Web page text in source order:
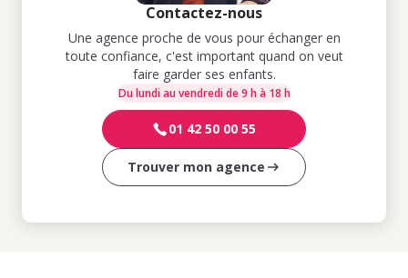
Contactez-nous
Une agence proche de vous pour échanger en
toute confiance, c'est important quand on veut
faire garder ses enfants.
Du lundi au vendredi de 9 h à 18 h
01 42 50 00 55
Trouver mon agence